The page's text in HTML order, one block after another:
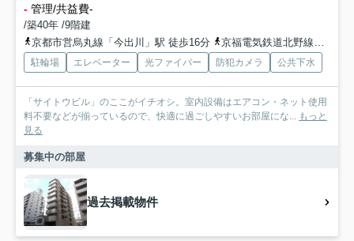
- 管理/共益費-
/築40年 /9階建
京都市営烏丸線「今出川」駅 徒歩16分
京福電気鉄道北野線「北野白梅町」駅 徒歩21分
駐輪場 エレベーター 光ファイバー 防犯カメラ 公共下水
「サイトウビル」のここがイチオシ。室内設備はエアコン・ネット使用
料不要などが揃っているので、快適に過ごしやすいお部屋にな... もっと
見る
募集中の部屋
過去掲載物件